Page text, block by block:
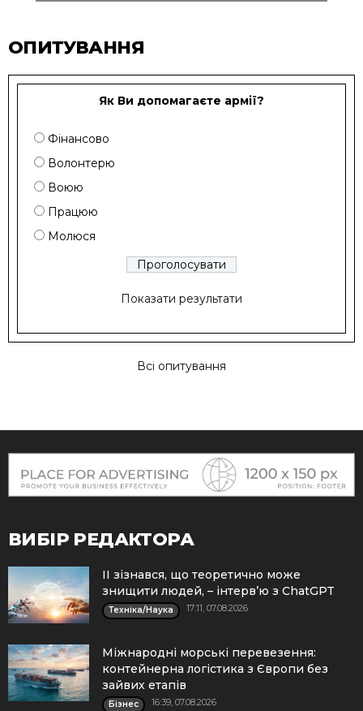
ОПИТУВАННЯ
Як Ви допомагаєте армії?
Фінансово
Волонтерю
Воюю
Працюю
Молюся
Показати результати
Всі опитування
ВИБІР РЕДАКТОРА
ІІ зізнався, що теоретично може
знищити людей, – інтерв’ю з ChatGPT
Техніка/Наука 17:11, 07.08.2026
Міжнародні морські перевезення:
контейнерна логістика з Європи без
зайвих етапів
Бізнес 16:39, 07.08.2026